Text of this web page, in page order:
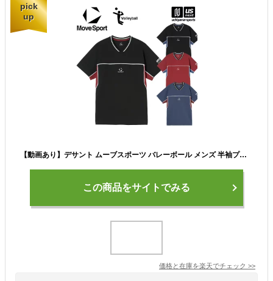
pick
up
【動画あり】デサント ムーブスポーツ バレーボール メンズ 半袖プラクティスシャツ 練習着 2026年春夏モデル【 SV6SHT10U 練習 Tシャツ 半袖シャツ バレーシャツ トレーニング DESCENTE MOVE SPORT 】【翌日配達対象】【メール便は翌日配達不可】[M便 1/1][自社]
この商品をサイトでみる
価格と在庫を楽天でチェック >>